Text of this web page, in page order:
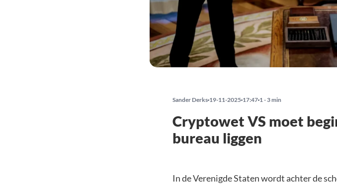
Sander Derks 19-11-2025 17:47 1 - 3 min
Cryptowet VS moet
bureau liggen
In de Verenigde Staten wordt achter de